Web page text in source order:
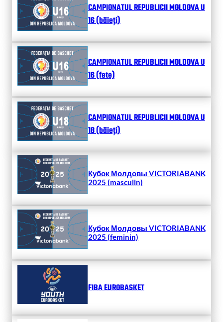
CAMPIONATUL REPUBLICII MOLDOVA U
16 (băieți)
CAMPIONATUL REPUBLICII MOLDOVA U
16 (fete)
CAMPIONATUL REPUBLICII MOLDOVA U
18 (băieți)
Кубок Молдовы VICTORIABANK
2025 (masculin)
Кубок Молдовы VICTORIABANK
2025 (feminin)
FIBA EUROBASKET